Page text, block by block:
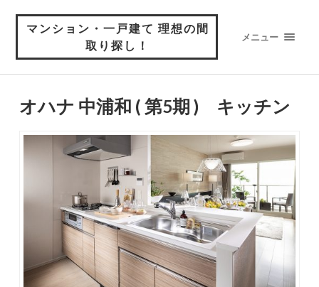
マンション・一戸建て 理想の間
取り探し！
メニュー
オハナ 中浦和 ( 第5期 ) キッチン